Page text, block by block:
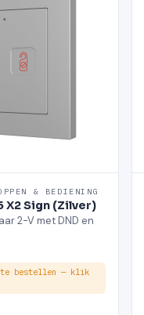
& BEDIENING
X2 Sign (Zilver)
2-V met DND en
te bestellen — klik